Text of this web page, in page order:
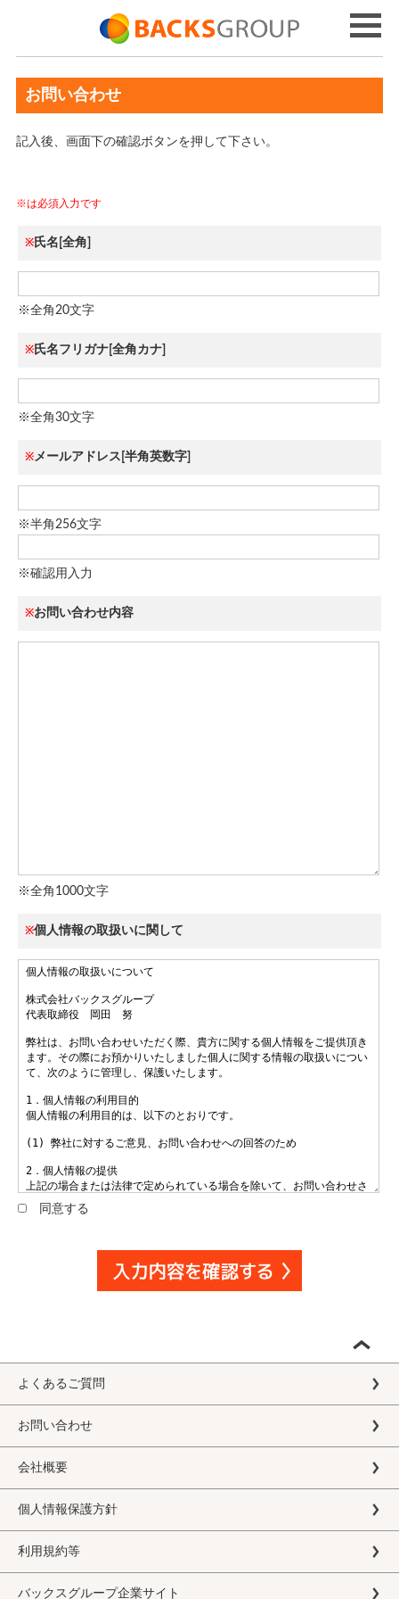
お問い合わせ
記入後、画面下の確認ボタンを押して下さい。
※は必須入力です
※ 氏名[全角]
※全角20文字
※ 氏名フリガナ[全角カナ]
※全角30文字
※メールアドレス[半角英数字]
※半角256文字
※確認用入力
※お問い合わせ内容
※全角1000文字
※個人情報の取扱いに関して
同意する
よくあるご質問
お問い合わせ
会社概要
個人情報保護方針
利用規約等
バックスグループ企業サイト